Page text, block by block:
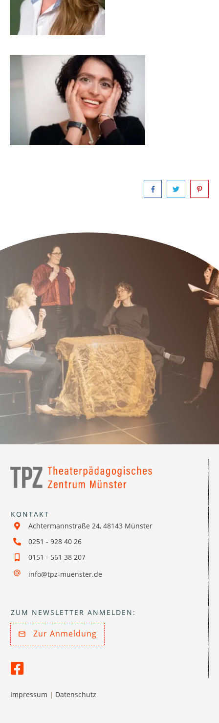
KONTAKT
Achtermannstraße 24, 48143 Münster
0251 - 928 40 26
0151 - 561 38 207
info@tpz-muenster.de
ZUM NEWSLETTER ANMELDEN:
Zur Anmeldung
Impressum | Datenschutz